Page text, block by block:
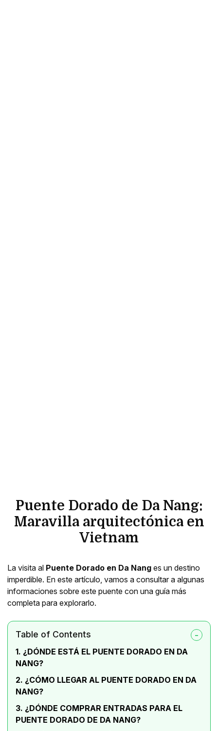
Puente Dorado de Da Nang:
Maravilla arquitectónica en
Vietnam
La visita al Puente Dorado en Da Nang es un destino
imperdible. En este artículo, vamos a consultar a algunas
informaciones sobre este puente con una guía más
completa para explorarlo.
Table of Contents
1. ¿DÓNDE ESTÁ EL PUENTE DORADO EN DA
NANG?
2. ¿CÓMO LLEGAR AL PUENTE DORADO EN DA
NANG?
3. ¿DÓNDE COMPRAR ENTRADAS PARA EL
PUENTE DORADO DE DA NANG?